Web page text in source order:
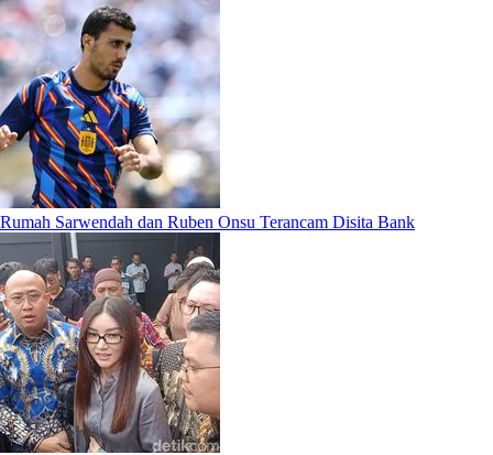
Rumah Sarwendah dan Ruben Onsu Terancam Disita Bank